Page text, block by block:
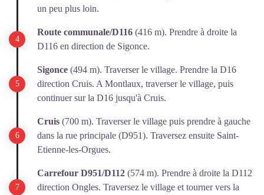
un peu plus loin.
Route communale/D116 (416 m). Prendre à droite la
D116 en direction de Sigonce.
Sigonce (494 m). Traverser le village. Prendre la D16
direction Cruis. A Montlaux, traverser le village, puis
continuer sur la D16 jusqu'à Cruis.
Cruis (700 m). Traverser le village puis prendre à gauche
dans la rue principale (D951). Traversez ensuite Saint-
Etienne-les-Orgues.
Carrefour D951/D112 (574 m). Prendre à droite la D112
direction Ongles. Traversez le village et tourner vers la